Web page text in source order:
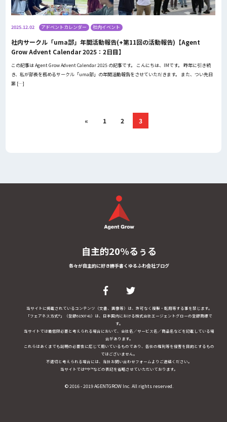
2025.12.02 アドベントカレンダー 社内イベント
社内サークル「uma部」年間活動報告(+第11回の活動報告)【Agent
Grow Advent Calendar 2025：2日目】
この記事は Agent Grow Advent Calendar 2025 の記事です。 こんにちは、IMです。 昨年に引き続
き、私が部長を務めるサークル「uma部」の年間活動報告をさせていただきます。 また、つい先日
第 […]
« 1 2 3
自主的20%るぅる
各々が自主的に好き勝手書くゆるふわ会社ブログ
当サイトに掲載されているコンテンツ（文書、画像等）は、許可なく複製・転用等する事を禁じます。
「フェアネス方式®」（登録6150741）は、日本国内における株式会社エージェントグローの登録商標で
す。
当サイトでは最低限必要と考えられる場合において、会社名／サービス名／商品名などを記載している場
合があります。
これらはあくまでも説明の必要性に応じて用いているものであり、各社の権利等を侵害を目的とするもの
ではございません。
不適切と考えられる場合には、当社お問い合わせフォームよりご連絡ください。
当サイトでは®や™などの表記を省略させていただいております。
© 2016 - 2019 AGENTGROW Inc. All rights reserved.